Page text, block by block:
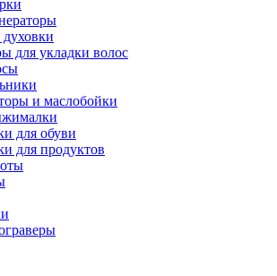
для укладки волос
и маслобойки
для обуви
для продуктов